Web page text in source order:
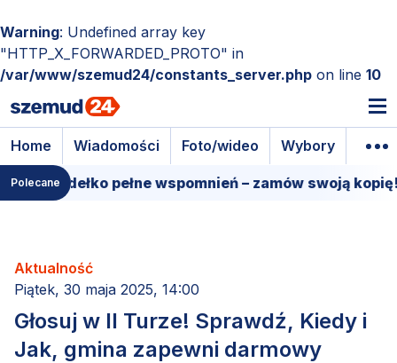
Warning: Undefined array key
"HTTP_X_FORWARDED_PROTO" in
/var/www/szemud24/constants_server.php on line 10
Home Wiadomości Foto/wideo Wybory
Polecane
pudełko pełne wspomnień – zamów swoją kopię!
Aktualność
Piątek, 30 maja 2025, 14:00
Głosuj w II Turze! Sprawdź, Kiedy i
Jak, gmina zapewni darmowy